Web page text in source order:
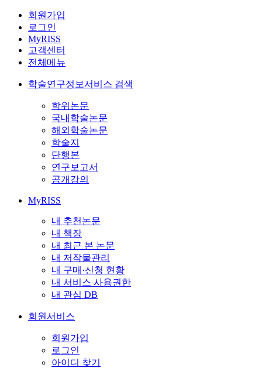
회원가입
로그인
MyRISS
고객센터
전체메뉴
학술연구정보서비스 검색
학위논문
국내학술논문
해외학술논문
학술지
단행본
연구보고서
공개강의
MyRISS
내 추천논문
내 책장
내 최근 본 논문
내 저작물관리
내 구매·신청 현황
내 서비스 사용권한
내 관심 DB
회원서비스
회원가입
로그인
아이디 찾기